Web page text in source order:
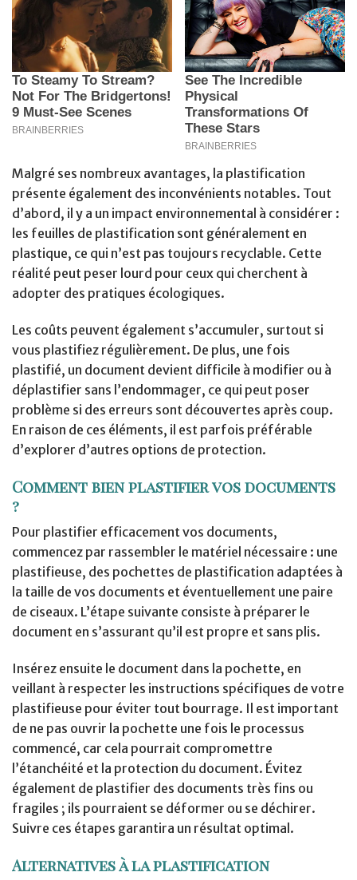
Malgré ses nombreux avantages, la plastification
présente également des inconvénients notables. Tout
d’abord, il y a un impact environnemental à considérer :
les feuilles de plastification sont généralement en
plastique, ce qui n’est pas toujours recyclable. Cette
réalité peut peser lourd pour ceux qui cherchent à
adopter des pratiques écologiques.
Les coûts peuvent également s’accumuler, surtout si
vous plastifiez régulièrement. De plus, une fois
plastifié, un document devient difficile à modifier ou à
déplastifier sans l’endommager, ce qui peut poser
problème si des erreurs sont découvertes après coup.
En raison de ces éléments, il est parfois préférable
d’explorer d’autres options de protection.
Comment bien plastifier vos documents
?
Pour plastifier efficacement vos documents,
commencez par rassembler le matériel nécessaire : une
plastifieuse, des pochettes de plastification adaptées à
la taille de vos documents et éventuellement une paire
de ciseaux. L’étape suivante consiste à préparer le
document en s’assurant qu’il est propre et sans plis.
Insérez ensuite le document dans la pochette, en
veillant à respecter les instructions spécifiques de votre
plastifieuse pour éviter tout bourrage. Il est important
de ne pas ouvrir la pochette une fois le processus
commencé, car cela pourrait compromettre
l’étanchéité et la protection du document. Évitez
également de plastifier des documents très fins ou
fragiles ; ils pourraient se déformer ou se déchirer.
Suivre ces étapes garantira un résultat optimal.
Alternatives à la plastification